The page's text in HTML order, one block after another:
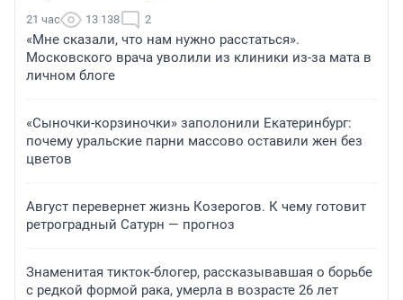
21 час 13 138 2
«Мне сказали, что нам нужно расстаться».
Московского врача уволили из клиники из-за мата в
личном блоге
«Сыночки-корзиночки» заполонили Екатеринбург:
почему уральские парни массово оставили жен без
цветов
Август перевернет жизнь Козерогов. К чему готовит
ретроградный Сатурн — прогноз
Знаменитая тикток-блогер, рассказывавшая о борьбе
с редкой формой рака, умерла в возрасте 26 лет